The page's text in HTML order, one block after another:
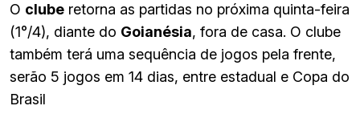
O clube retorna as partidas no próxima quinta-feira
(1°/4), diante do Goianésia, fora de casa. O clube
também terá uma sequência de jogos pela frente,
serão 5 jogos em 14 dias, entre estadual e Copa do
Brasil